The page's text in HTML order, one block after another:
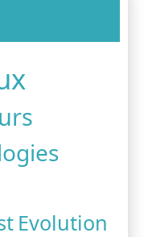
Evolution